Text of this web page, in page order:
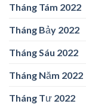
Tháng Tám 2022
Tháng Bảy 2022
Tháng Sáu 2022
Tháng Năm 2022
Tháng Tư 2022